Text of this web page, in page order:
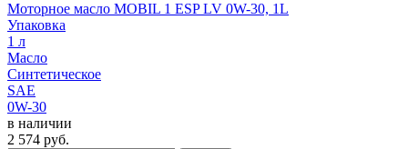
Моторное масло MOBIL 1 ESP LV 0W-30, 1L
Упаковка
1 л
Масло
Синтетическое
SAE
0W-30
в наличии
2 574 руб.